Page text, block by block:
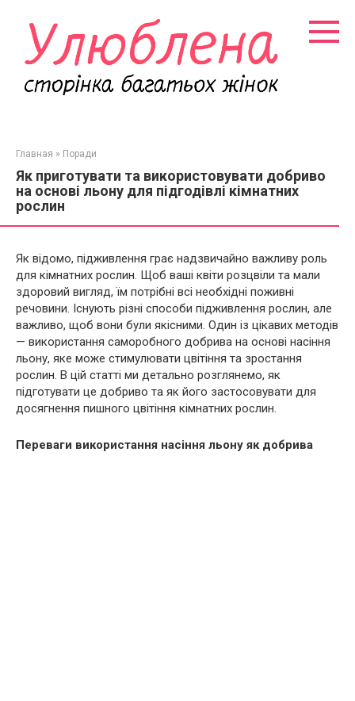
контенту
Главная » Поради
Як приготувати та використовувати добриво
на основі льону для підгодівлі кімнатних
рослин
Як відомо, підживлення грає надзвичайно важливу роль
для кімнатних рослин. Щоб ваші квіти розцвіли та мали
здоровий вигляд, їм потрібні всі необхідні поживні
речовини. Існують різні способи підживлення рослин, але
важливо, щоб вони були якісними. Один із цікавих методів
— використання саморобного добрива на основі насіння
льону, яке може стимулювати цвітіння та зростання
рослин. В цій статті ми детально розглянемо, як
підготувати це добриво та як його застосовувати для
досягнення пишного цвітіння кімнатних рослин.
Переваги використання насіння льону як добрива